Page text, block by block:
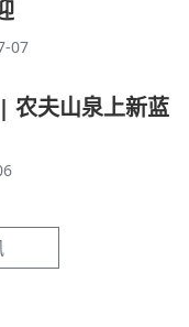
07
农夫山泉上新蓝